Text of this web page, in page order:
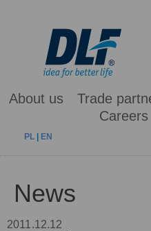
About us Trade
Careers
PL EN
News
2011.12.12